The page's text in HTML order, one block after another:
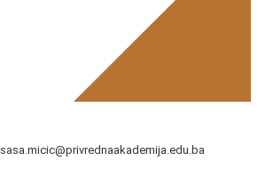
sasa.micic@privrednaakademija.edu.ba